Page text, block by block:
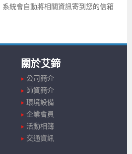
統會自動將相關資訊寄到您的信箱
關於艾鍗
公司簡介
師資簡介
環境設備
企業會員
活動相簿
交通資訊